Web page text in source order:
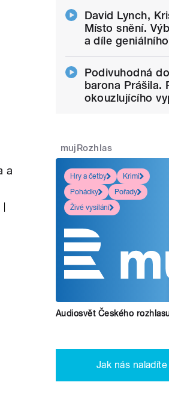
David Lynch,
Místo snění.
a díle
Podivuhodná
barona Prášila.
okouzlujícího
mujRozhlas
Hry a četby
Krimi
Pohádky
Pořady
Živé vysílání
Audiosvět Českého
Jak nás